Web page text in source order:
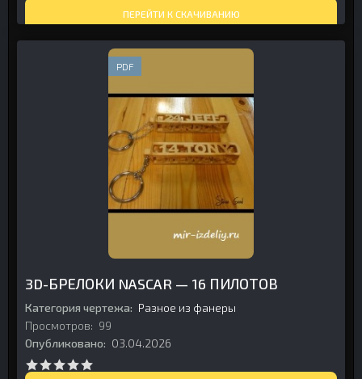
ПЕРЕЙТИ К СКАЧИВАНИЮ
PDF
3D-БРЕЛОКИ NASCAR — 16 ПИЛОТОВ
Категория чертежа: Разное из фанеры
Просмотров: 99
Опубликовано: 03.04.2026